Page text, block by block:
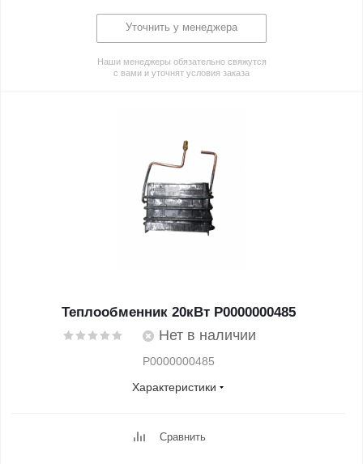
Уточнить у менеджера
Наши менеджеры обязательно свяжутся
с вами и уточнят условия заказа
Теплообменник 20кВт Р0000000485
Нет в наличии
Р0000000485
Характеристики
Сравнить